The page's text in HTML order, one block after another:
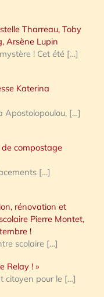
Tharreau, Toby
Arsène Lupin
! Cet été […]
Katerina
Apostolopoulou, […]
de compostage
[…]
rénovation et
Pierre Montet,
!
scolaire […]
Relay ! »
citoyen pour le […]